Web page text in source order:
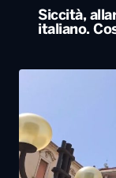
Siccità,
italiano.